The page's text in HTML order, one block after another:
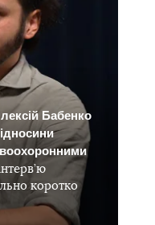
Бабенко
коротко